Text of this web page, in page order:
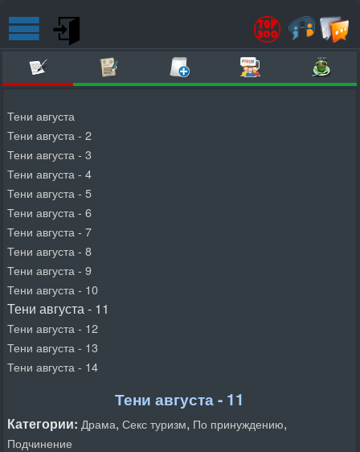
Тени августа
Тени августа - 2
Тени августа - 3
Тени августа - 4
Тени августа - 5
Тени августа - 6
Тени августа - 7
Тени августа - 8
Тени августа - 9
Тени августа - 10
Тени августа - 11
Тени августа - 12
Тени августа - 13
Тени августа - 14
Тени августа - 11
Категории: Драма, Секс туризм, По принуждению,
Подчинение